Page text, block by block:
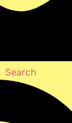
Search